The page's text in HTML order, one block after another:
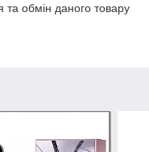
обмін даного товару